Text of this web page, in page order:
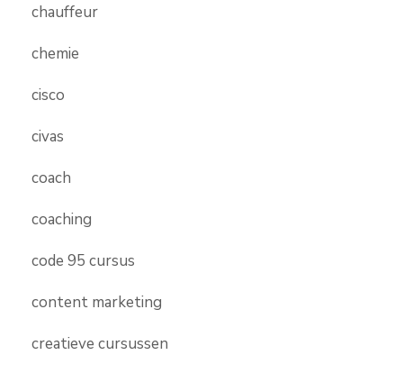
chauffeur
chemie
cisco
civas
coach
coaching
code 95 cursus
content marketing
creatieve cursussen